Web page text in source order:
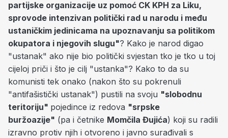
partijske organizacije uz pomoć CK KPH za Liku,
sprovode intenzivan politički rad u narodu i među
ustaničkim jedinicama na upoznavanju sa politikom
okupatora i njegovih slugu"? Kako je narod digao
"ustanak" ako nije bio politički svjestan tko je tko u toj
cijeloj priči i što je cilj "ustanka"? Kako to da su
komunisti tek onako (nakon što su pokrenuli
"antifašistički ustanak") pustili na svoju "slobodnu
teritoriju" pojedince iz redova "srpske
buržoazije" (pa i četnike Momčila Đujića) koji su radili
izravno protiv njih i otvoreno i javno surađivali s